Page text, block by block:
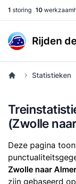
1 storing 10
Rijden
Statistieken
(Zwolle
Deze pagina
Zwolle naar
zijn gebaseerd